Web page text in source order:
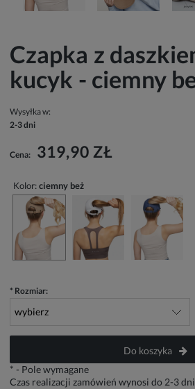
Czapka z
kucyk - ciemny
Wysyłka w:
2-3 dni
Cena: 319,90 ZŁ
Kolor:ciemny beż
* Rozmiar:
Do koszyka
* - Pole wymagane
Czas realizacji zamówień wynosi do 2-3